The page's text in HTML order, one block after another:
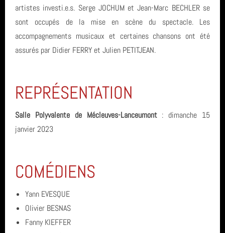
artistes investi.e.s. Serge JOCHUM et Jean-Marc BECHLER se
sont occupés de la mise en scène du spectacle. Les
accompagnements musicaux et certaines chansons ont été
assurés par Didier FERRY et Julien PETITJEAN.
REPRÉSENTATION
Salle Polyvalente de Mécleuves-Lanceumont: dimanche 15
janvier 2023
COMÉDIENS
Yann EVESQUE
Olivier BESNAS
Fanny KIEFFER